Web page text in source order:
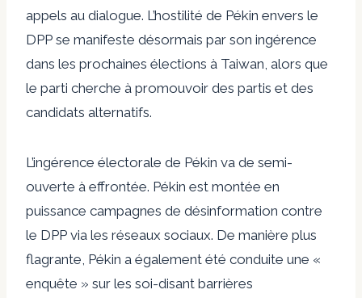
appels au dialogue. L’hostilité de Pékin envers le
DPP se manifeste désormais par son ingérence
dans les prochaines élections à Taiwan, alors que
le parti cherche à promouvoir des partis et des
candidats alternatifs.
L’ingérence électorale de Pékin va de semi-
ouverte à effrontée. Pékin est montée en
puissance campagnes de désinformation contre
le DPP via les réseaux sociaux. De manière plus
flagrante, Pékin a également été conduite une «
enquête » sur les soi-disant barrières